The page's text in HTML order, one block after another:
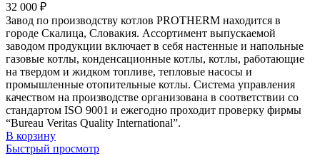
32 000 ₽
Завод по производству котлов PROTHERM находится в
городе Скалица, Словакия. Ассортимент выпускаемой
заводом продукции включает в себя настенные и напольные
газовые котлы, конденсационные котлы, котлы, работающие
на твердом и жидком топливе, тепловые насосы и
промышленные отопительные котлы. Система управления
качеством на производстве организована в соответствии со
стандартом ISO 9001 и ежегодно проходит проверку фирмы
“Bureau Veritas Quality International”.
В корзину
Быстрый просмотр